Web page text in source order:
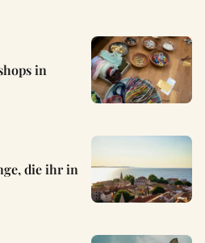
in
die ihr in